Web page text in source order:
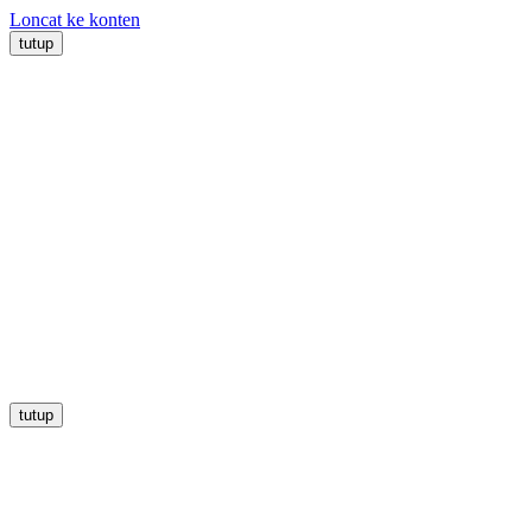
Loncat ke konten
tutup
tutup